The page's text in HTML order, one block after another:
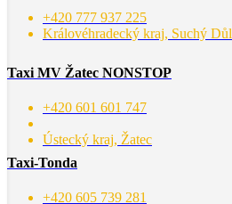
+420 777 937 225
Královéhradecký kraj, Suchý Důl
Taxi MV Žatec NONSTOP
+420 601 601 747
Ústecký kraj, Žatec
Taxi-Tonda
+420 605 739 281